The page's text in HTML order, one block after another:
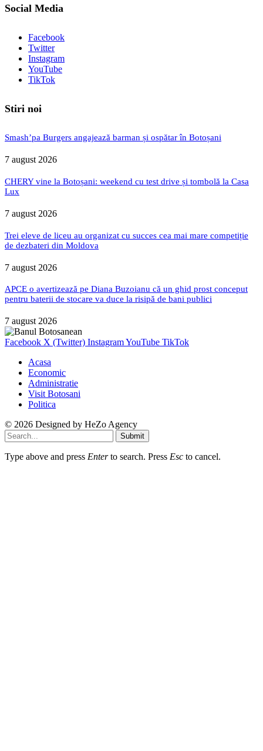
Social Media
Facebook
Twitter
Instagram
YouTube
TikTok
Stiri noi
Smash’pa Burgers angajează barman și ospătar în Botoșani
7 august 2026
CHERY vine la Botoșani: weekend cu test drive și tombolă la Casa
Lux
7 august 2026
Trei eleve de liceu au organizat cu succes cea mai mare competiție
de dezbateri din Moldova
7 august 2026
APCE o avertizează pe Diana Buzoianu că un ghid prost conceput
pentru baterii de stocare va duce la risipă de bani publici
7 august 2026
Facebook X (Twitter) InstagramYouTube TikTok
Acasa
Economic
Administratie
Visit Botosani
Politica
© 2026 Designed by HeZo Agency
Submit
Type above and press Enterto search. Press Esc to cancel.